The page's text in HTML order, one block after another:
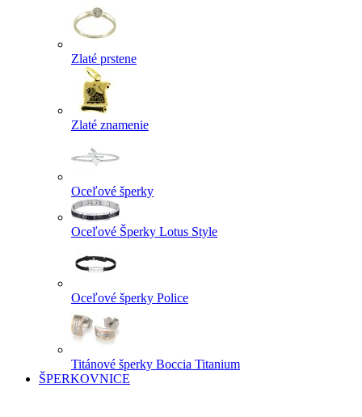
Zlaté prstene
Zlaté znamenie
Oceľové šperky
Oceľové Šperky Lotus Style
Oceľové šperky Police
Titánové šperky Boccia Titanium
ŠPERKOVNICE